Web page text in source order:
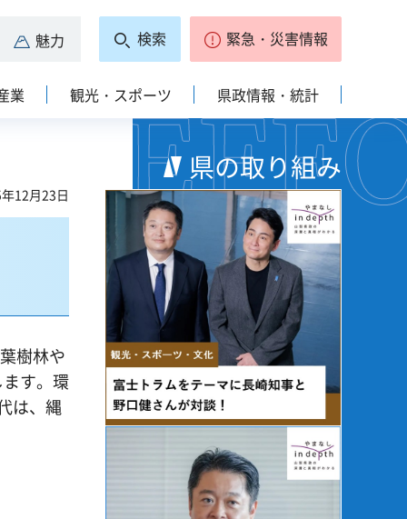
魅力 検索 緊急・災害情報
業 観光・スポーツ 県政情報・統計
12月23日
樹林や
す。環
は、縄
県の取り組み